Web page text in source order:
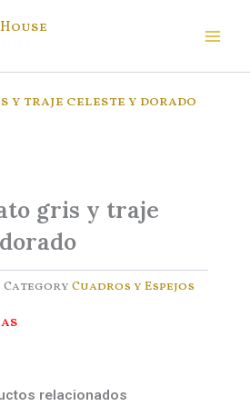
gris y traje
Category Cuadros y Espejos
relacionados